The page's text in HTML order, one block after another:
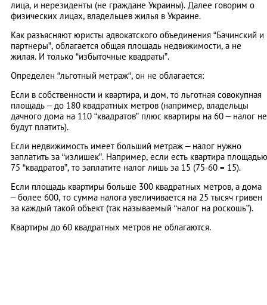
лица, и нерезиденты (не граждане Украины). Далее говорим о
физических лицах, владельцев жилья в Украине.
Как разъясняют юристы адвокатского объединения “Бачинский и
партнеры”, облагается общая площадь недвижимости, а не
жилая. И только “избыточные квадраты”.
Определен “льготный метраж“, он не облагается:
Если в собственности и квартира, и дом, то льготная совокупная
площадь – до 180 квадратных метров (например, владельцы
дачного дома на 110 “квадратов” плюс квартиры на 60 – налог не
будут платить).
Если недвижимость имеет больший метраж – налог нужно
заплатить за “излишек”. Например, если есть квартира площадью
75 “квадратов”, то заплатите налог лишь за 15 (75-60 = 15).
Если площадь квартиры больше 300 квадратных метров, а дома
– более 600, то сумма налога увеличивается на 25 тысяч гривен
за каждый такой объект (так называемый “налог на роскошь”).
Квартиры до 60 квадратных метров не облагаются.